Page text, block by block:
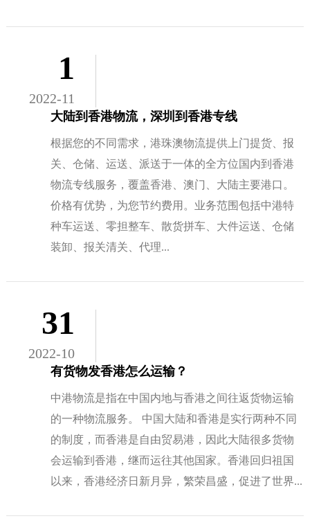
1
2022-11
大陆到香港物流，深圳到香港专线
根据您的不同需求，港珠澳物流提供上门提货、报
关、仓储、运送、派送于一体的全方位国内到香港
物流专线服务，覆盖香港、澳门、大陆主要港口。
价格有优势，为您节约费用。业务范围包括中港特
种车运送、零担整车、散货拼车、大件运送、仓储
装卸、报关清关、代理...
31
2022-10
有货物发香港怎么运输？
中港物流是指在中国内地与香港之间往返货物运输
的一种物流服务。 中国大陆和香港是实行两种不同
的制度，而香港是自由贸易港，因此大陆很多货物
会运输到香港，继而运往其他国家。香港回归祖国
以来，香港经济日新月异，繁荣昌盛，促进了世界...